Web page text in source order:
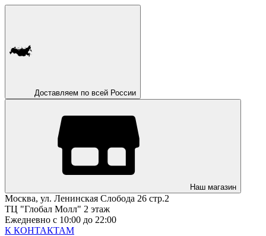
Доставляем по всей России
Наш магазин
Москва, ул. Ленинская Слобода 26 стр.2
ТЦ "Глобал Молл" 2 этаж
Ежедневно с 10:00 до 22:00
К КОНТАКТАМ